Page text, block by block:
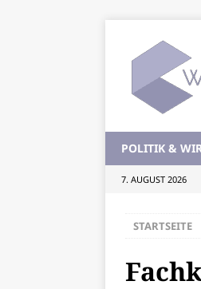
POLITIK &
7. AUGUST 2026
STARTSEITE